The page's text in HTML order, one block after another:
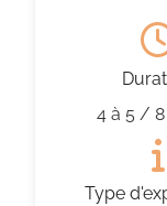
4 à 5 / 8
Type